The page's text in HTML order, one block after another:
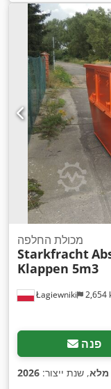
Łagiewniki 2,654
מכולת החלפה
Starkfracht
Klappen 5m3
פנה
מלא, שנת ייצור: 2026